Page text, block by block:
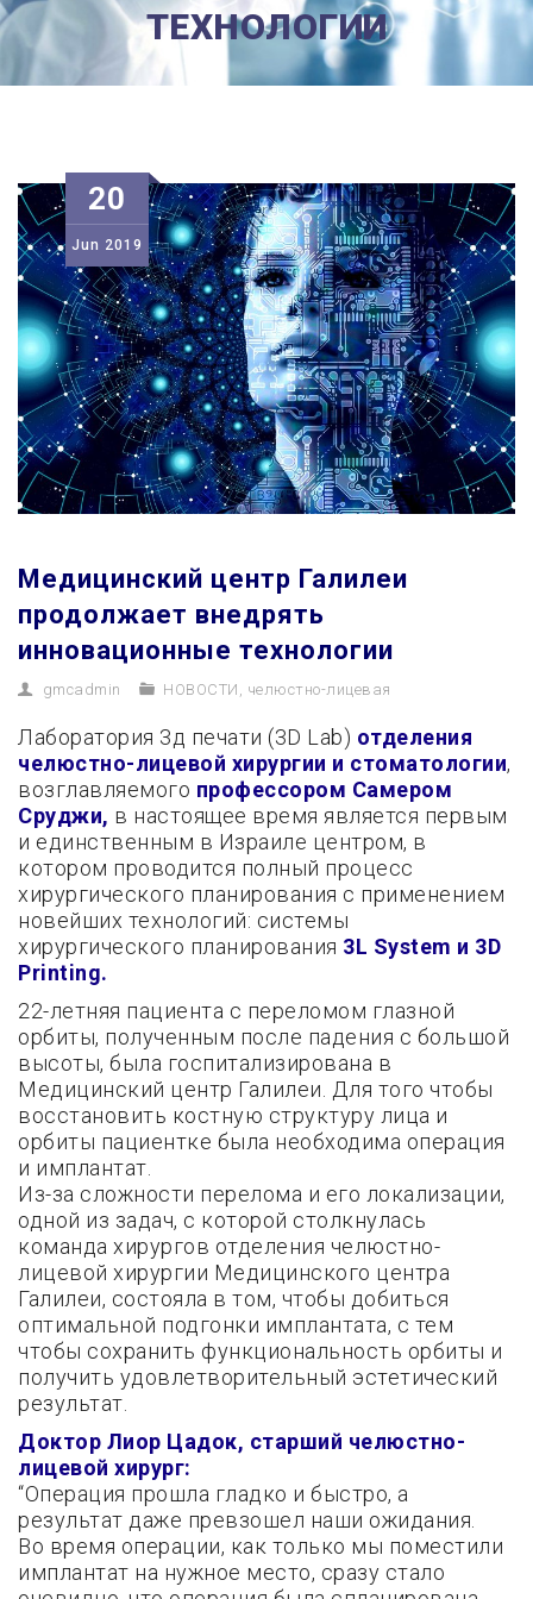
ТЕХНОЛОГИИ
20
Jun 2019
Медицинский центр Галилеи
продолжает внедрять
инновационные технологии
gmcadmin НОВОСТИ , челюстно-лицевая
Лаборатория 3д печати (3D Lab) отделения
челюстно-лицевой хирургии и стоматологии,
возглавляемого профессором Самером
Сруджи, в настоящее время является первым
и единственным в Израиле центром, в
котором проводится полный процесс
хирургического планирования с применением
новейших технологий: системы
хирургического планирования 3L System и 3D
Printing.
22-летняя пациента с переломом глазной
орбиты, полученным после падения с большой
высоты, была госпитализирована в
Медицинский центр Галилеи. Для того чтобы
восстановить костную структуру лица и
орбиты пациентке была необходима операция
и имплантат.
Из-за сложности перелома и его локализации,
одной из задач, с которой столкнулась
команда хирургов отделения челюстно-
лицевой хирургии Медицинского центра
Галилеи, состояла в том, чтобы добиться
оптимальной подгонки имплантата, с тем
чтобы сохранить функциональность орбиты и
получить удовлетворительный эстетический
результат.
Доктор Лиор Цадок, старший челюстно-
лицевой хирург:
“Операция прошла гладко и быстро, а
результат даже превзошел наши ожидания.
Во время операции, как только мы поместили
имплантат на нужное место, сразу стало